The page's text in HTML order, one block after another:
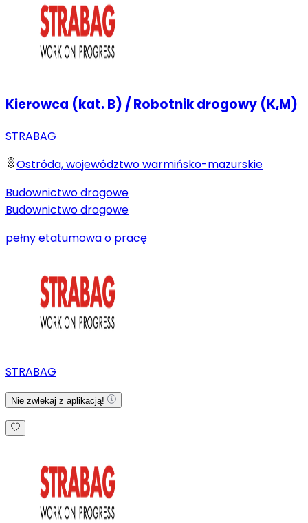
Kierowca (kat. B) / Robotnik drogowy (K,M)
STRABAG
Ostróda, województwo warmińsko-mazurskie
Budownictwo drogowe
Budownictwo drogowe
pełny etatumowa o pracę
STRABAG
Nie zwlekaj z aplikacją!